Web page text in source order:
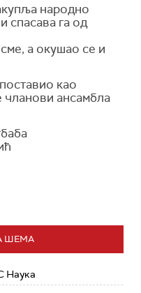
народно
спасава га од
а окушао се и
као
чланови ансамбла
ШЕМА
Наука